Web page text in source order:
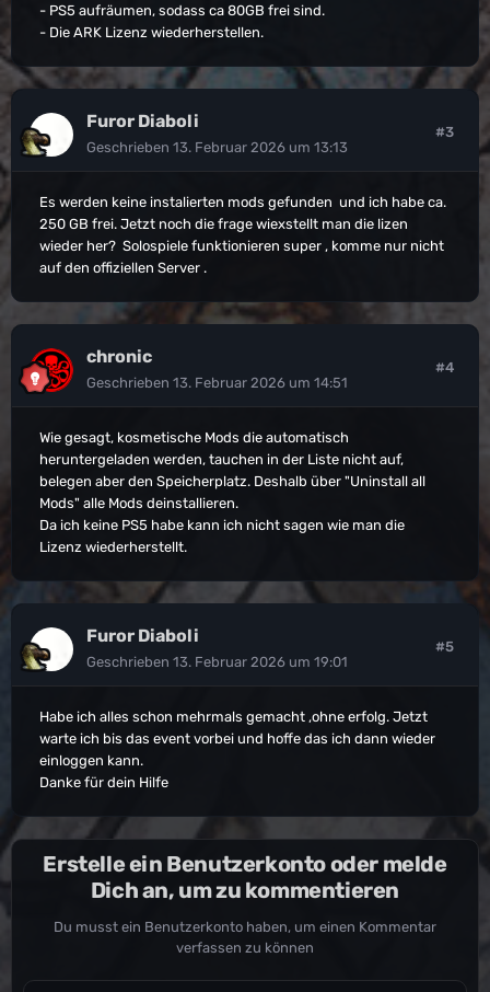
- PS5 aufräumen, sodass ca 80GB frei sind.
- Die ARK Lizenz wiederherstellen.
Furor Diaboli
Geschrieben 13. Februar 2026 um 13:13
#3
Es werden keine instalierten mods gefunden und ich habe ca.
250 GB frei. Jetzt noch die frage wiexstellt man die lizen
wieder her? Solospiele funktionieren super , komme nur nicht
auf den offiziellen Server .
chronic
Geschrieben 13. Februar 2026 um 14:51
#4
Wie gesagt, kosmetische Mods die automatisch
heruntergeladen werden, tauchen in der Liste nicht auf,
belegen aber den Speicherplatz. Deshalb über "Uninstall all
Mods" alle Mods deinstallieren.
Da ich keine PS5 habe kann ich nicht sagen wie man die
Lizenz wiederherstellt.
Furor Diaboli
Geschrieben 13. Februar 2026 um 19:01
#5
Habe ich alles schon mehrmals gemacht ,ohne erfolg. Jetzt
warte ich bis das event vorbei und hoffe das ich dann wieder
einloggen kann.
Danke für dein Hilfe
Erstelle ein Benutzerkonto oder melde
Dich an, um zu kommentieren
Du musst ein Benutzerkonto haben, um einen Kommentar
verfassen zu können